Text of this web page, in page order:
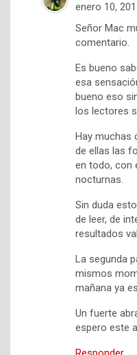
enero 10,
Señor Mac
comentario.
Es bueno
esa
bueno eso
los lectores
Hay muchas
de ellas las
en todo, con
nocturnas.
Sin duda
de leer, de
resultados
La segunda
mismos
mañana ya
Un fuerte
espero este